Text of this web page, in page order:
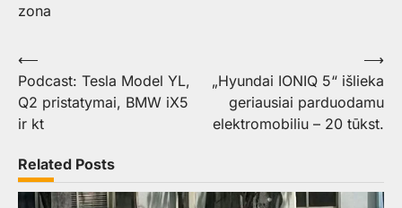
zona
Navigacija
tarp
įrašų
⟵
Podcast: Tesla Model YL,
Q2 pristatymai, BMW iX5
ir kt
„Hyundai IONIQ 5“ išlieka
geriausiai parduodamu
elektromobiliu – 20 tūkst.
⟶
Related Posts